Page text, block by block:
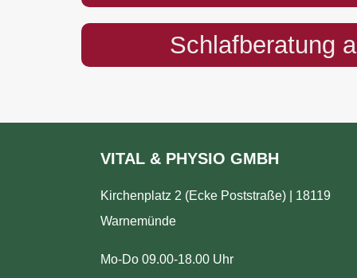
Schlafberatung
VITAL & PHYSIO GMBH
Kirchenplatz 2 (Ecke Poststraße) | 18119
Warnemünde
Mo-Do 09.00-18.00 Uhr